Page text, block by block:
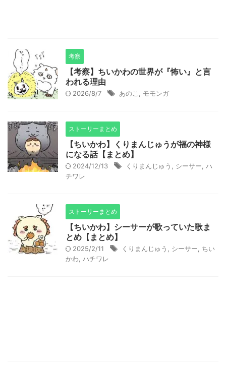
考察
【考察】ちいかわの世界が『怖い』と言
われる理由
2026/8/7 あのこ モモンガ
ストーリーまとめ
【ちいかわ】くりまんじゅうが福の神様
になる話【まとめ】
2024/12/13 くりまんじゅう シーサー ハ
チワレ
ストーリーまとめ
【ちいかわ】シーサーが歌っていた歌ま
とめ【まとめ】
2025/2/11 くりまんじゅう シーサー
ちい
かわ ハチワレ